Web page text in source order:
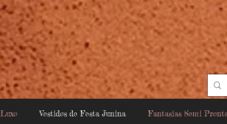
Vestidos de Festa Junina Fantasias Semi